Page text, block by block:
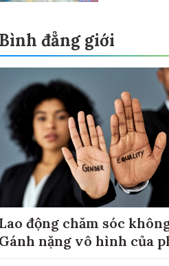
Bình đẳng giới
Lao động chăm sóc
Gánh nặng vô hình của